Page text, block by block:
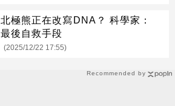
Recommended by
北極熊正在改寫DNA？ 科學家：
最後自救手段
(2025/12/22 17:55)